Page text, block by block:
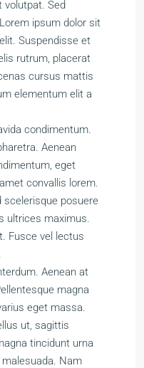
volutpat. Sed
ipsum dolor sit
Suspendisse et
rutrum, placerat
cursus mattis
elementum elit a
condimentum.
Aenean
eget
convallis lorem.
scelerisque posuere
ultrices maximus.
Fusce vel lectus
Aenean at
magna
eget massa.
ut, sagittis
tincidunt urna
Nam